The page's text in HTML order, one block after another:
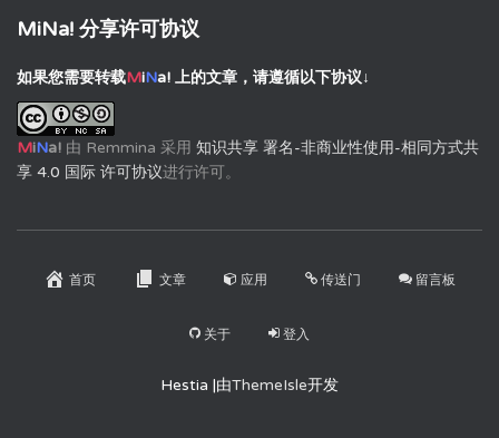
MiNa! 分享许可协议
如果您需要转载MiNa! 上的文章，请遵循以下协议↓
MiNa! 由 Remmina 采用 知识共享 署名-非商业性使用-相同方式共
享 4.0 国际 许可协议进行许可。
首页 文章 应用 传送门 留言板
关于 登入
Hestia |由ThemeIsle开发